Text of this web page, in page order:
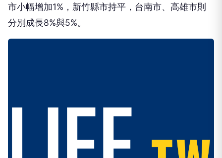
市小幅增加1%，新竹縣市持平，台南市、高雄市則
分別成長8%與5%。